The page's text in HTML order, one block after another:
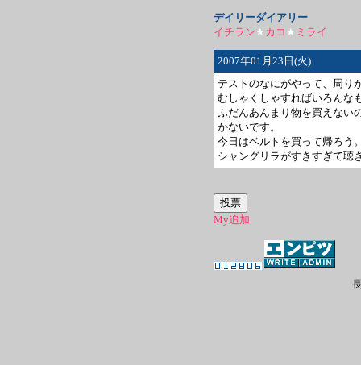
デイリーダイアリー
イチラン★ カコ ★ ミライ
2007年01月23日(火)
テストのなにがやって、周り
むしゃくしゃすればいろんな
ふだんあんまり物を買えない
かないです。
今日はベルトを買って帰ろう
シャングリラがすきすぎて聴
My追加